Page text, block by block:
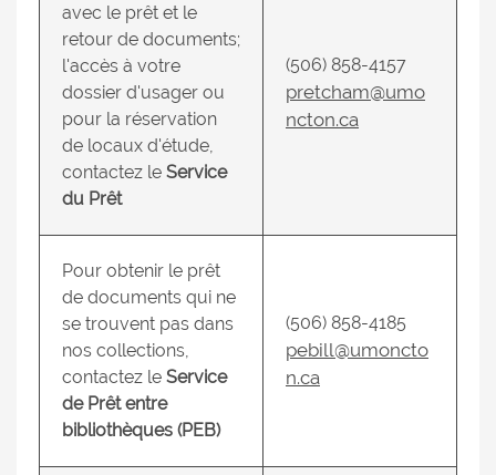
avec le prêt et le
retour de documents;
l'accès à votre
dossier d'usager ou
pour la réservation
de locaux d'étude,
contactez le Service
du Prêt
(506) 858-4157
pretcham@umo
ncton.ca
Pour obtenir le prêt
de documents qui ne
se trouvent pas dans
nos collections,
contactez le Service
de Prêt entre
bibliothèques (PEB)
(506) 858-4185
pebill@umoncto
n.ca